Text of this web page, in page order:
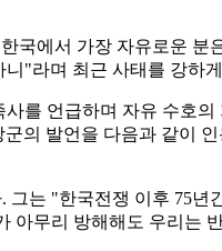
국에서 가장 자유로운
"라며 최근 사태를 강하
를 언급하며 자유 수호
의 발언을 다음과 같이
는 "한국전쟁 이후 75
아무리 방해해도 우리는